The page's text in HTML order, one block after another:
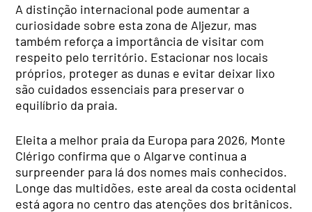
A distinção internacional pode aumentar a
curiosidade sobre esta zona de Aljezur, mas
também reforça a importância de visitar com
respeito pelo território. Estacionar nos locais
próprios, proteger as dunas e evitar deixar lixo
são cuidados essenciais para preservar o
equilíbrio da praia.
Eleita a melhor praia da Europa para 2026, Monte
Clérigo confirma que o Algarve continua a
surpreender para lá dos nomes mais conhecidos.
Longe das multidões, este areal da costa ocidental
está agora no centro das atenções dos britânicos.